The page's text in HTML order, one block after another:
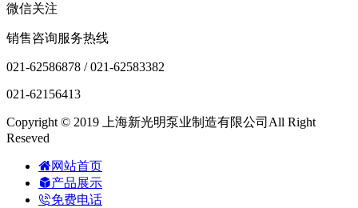
微信关注
销售咨询服务热线
021-62586878 / 021-62583382
021-62156413
Copyright © 2019 上海新光明泵业制造有限公司All Right
Reseved
网站首页
产品展示
免费电话